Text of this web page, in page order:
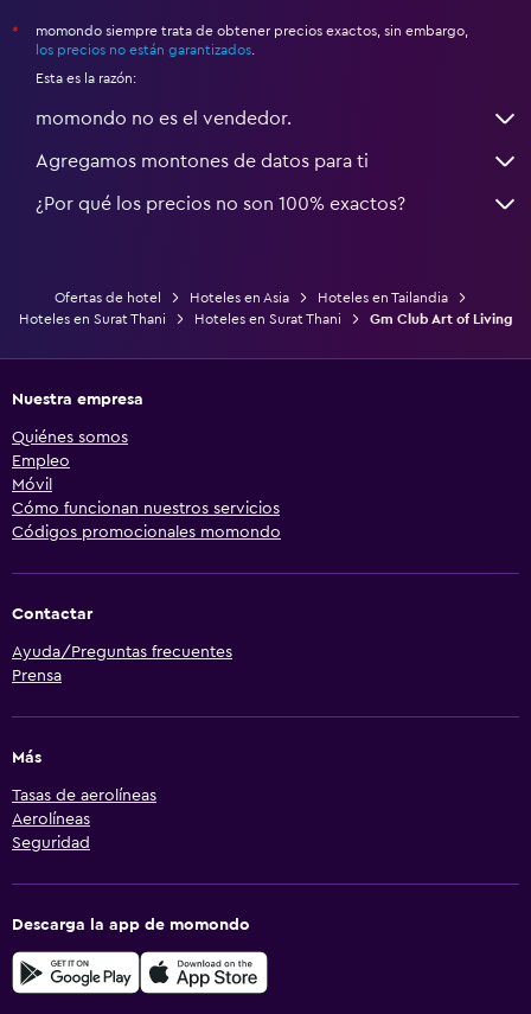
*
momondo siempre trata de obtener precios exactos, sin embargo,
los precios no están garantizados
Esta es la razón:
momondo no es el vendedor.
Agregamos montones de datos para ti
¿Por qué los precios no son 100% exactos?
Ofertas de hotel Hoteles en Asia
Hoteles en Tailandia
Hoteles en Surat Thani
Hoteles en Surat Thani Gm Club Art of Living
Nuestra empresa
Quiénes somos
Empleo
Móvil
Cómo funcionan nuestros servicios
Códigos promocionales momondo
Contactar
Ayuda/Preguntas frecuentes
Prensa
Más
Tasas de aerolíneas
Aerolíneas
Seguridad
Descarga la app de momondo